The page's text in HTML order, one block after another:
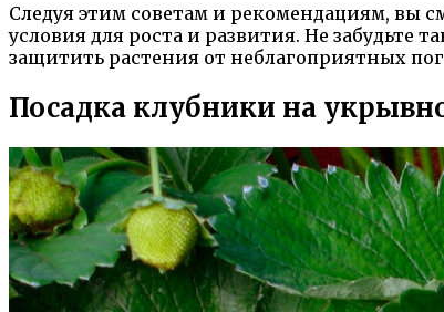
Следуя этим советам и рекомендациям, вы
условия для роста и развития. Не забудьте
защитить растения от неблагоприятных
Посадка клубники на